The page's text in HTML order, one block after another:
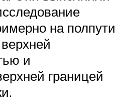
на полпути
и
границей